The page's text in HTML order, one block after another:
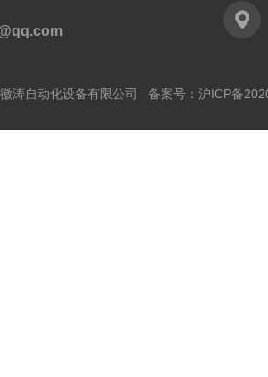
涛自动化设备有限公司 备案号： 沪ICP备